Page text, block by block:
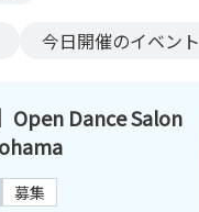
今日開催のイベント
Open Dance Salon
募集